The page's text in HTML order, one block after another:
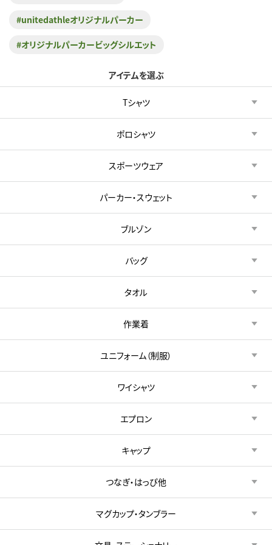
#unitedathleオリジナルパーカー
#オリジナルパーカービッグシルエット
アイテムを選ぶ
Tシャツ
ポロシャツ
スポーツウェア
パーカー・スウェット
ブルゾン
バッグ
タオル
作業着
ユニフォーム（制服）
ワイシャツ
エプロン
キャップ
つなぎ・はっぴ他
マグカップ・タンブラー